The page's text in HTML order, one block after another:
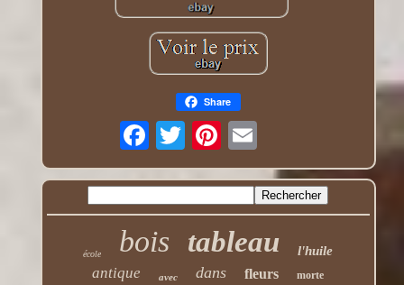
Share
école bois tableau l'huile
antique avec dans fleurs morte